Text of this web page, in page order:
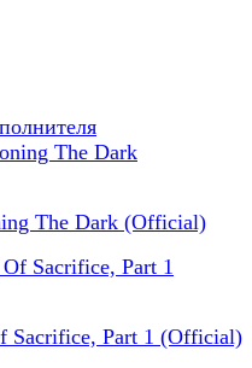
The Dark (Official)
Sacrifice, Part 1 (Official)